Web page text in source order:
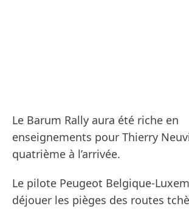
Le Barum Rally aura été riche en
enseignements pour Thierry
quatrième à l’arrivée.
Le pilote Peugeot Belgique-
déjouer les pièges des routes